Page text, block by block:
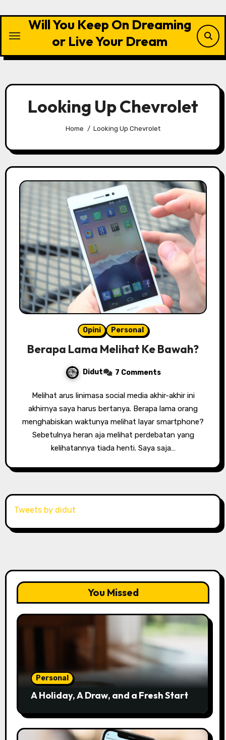
content
Will You Keep On Dreaming
or Live Your Dream
Looking Up Chevrolet
Home Looking Up Chevrolet
Opini Personal
Berapa Lama Melihat Ke Bawah?
Didut 7 Comments
Melihat arus linimasa social media akhir-akhir ini
akhirnya saya harus bertanya. Berapa lama orang
menghabiskan waktunya melihat layar smartphone?
Sebetulnya heran aja melihat perdebatan yang
kelihatannya tiada henti. Saya saja…
Tweets by didut
You Missed
Personal
A Holiday, A Draw, and a Fresh Start